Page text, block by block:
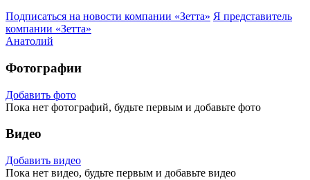
Подписаться на новости компании «Зетта» Я представитель
компании «Зетта»
Анатолий
Фотографии
Добавить фото
Пока нет фотографий, будьте первым и добавьте фото
Видео
Добавить видео
Пока нет видео, будьте первым и добавьте видео